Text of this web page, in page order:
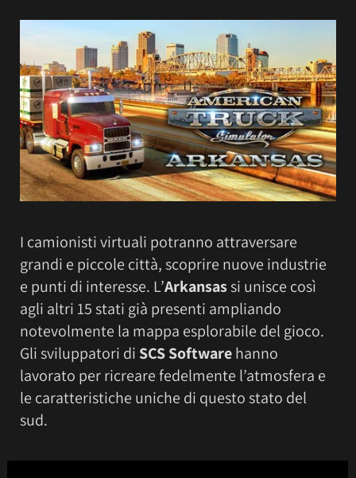
I camionisti virtuali potranno attraversare
grandi e piccole città, scoprire nuove industrie
e punti di interesse. L’Arkansassi unisce così
agli altri 15 stati già presenti ampliando
notevolmente la mappa esplorabile del gioco.
Gli sviluppatori di SCS Softwarehanno
lavorato per ricreare fedelmente l’atmosfera e
le caratteristiche uniche di questo stato del
sud.